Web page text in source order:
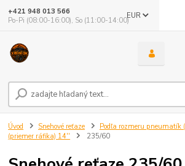
EUR
+421 948 013 566
Po-Pi (08:00-16:00), So (11:00-14:00)
Úvod Snehové reťaze
Podľa rozmeru pneumatík
(priemer ráfika) 14''
235/60